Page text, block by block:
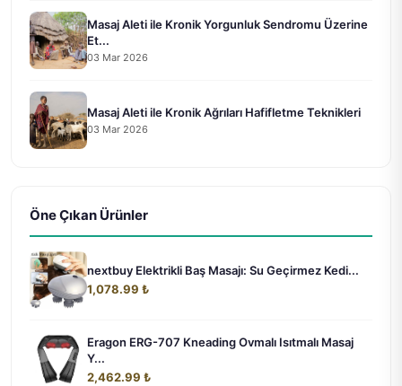
Masaj Aleti ile Kronik Yorgunluk Sendromu Üzerine
Et...
03 Mar 2026
Masaj Aleti ile Kronik Ağrıları Hafifletme Teknikleri
03 Mar 2026
Öne Çıkan Ürünler
nextbuy Elektrikli Baş Masajı: Su Geçirmez Kedi...
1,078.99 ₺
Eragon ERG-707 Kneading Ovmalı Isıtmalı Masaj
Y...
2,462.99 ₺